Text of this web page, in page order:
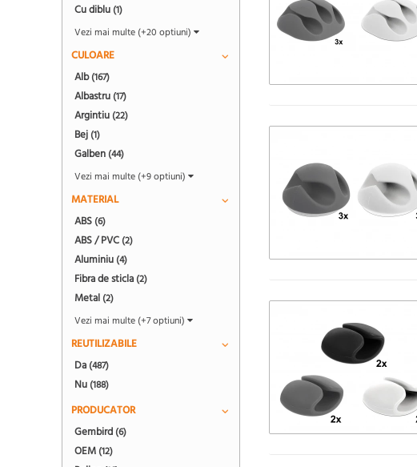
Cu diblu (1)
Vezi mai multe (+20 optiuni)
CULOARE
Alb(167)
Albastru (17)
Argintiu (22)
Bej (1)
Galben (44)
Vezi mai multe (+9 optiuni)
MATERIAL
ABS (6)
ABS / PVC (2)
Aluminiu (4)
Fibra de sticla (2)
Metal (2)
Vezi mai multe (+7 optiuni)
REUTILIZABILE
Da (487)
Nu (188)
PRODUCATOR
Gembird (6)
OEM (12)